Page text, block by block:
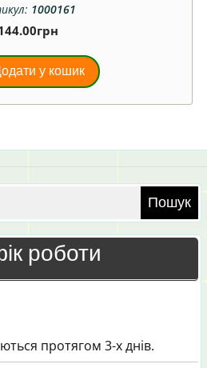
1000161
грн
у кошик
Пошук
роботи
протягом 3-х днів.